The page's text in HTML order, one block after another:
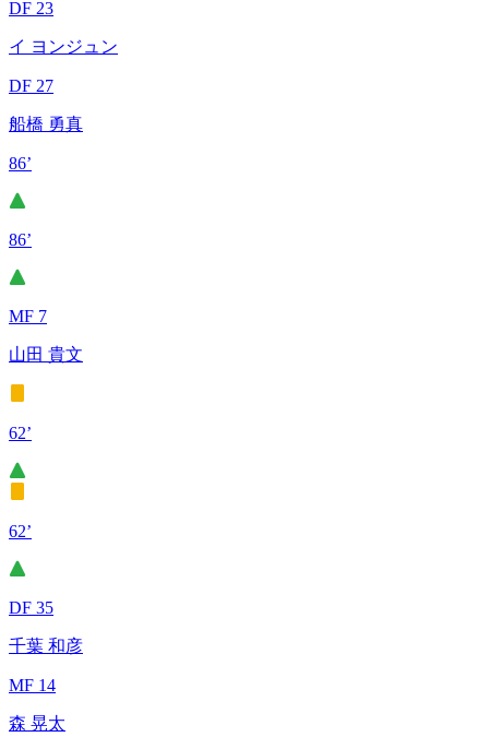
DF 23
イ ヨンジュン
DF 27
船橋 勇真
86’
86’
MF 7
山田 貴文
62’
62’
DF 35
千葉 和彦
MF 14
森 晃太